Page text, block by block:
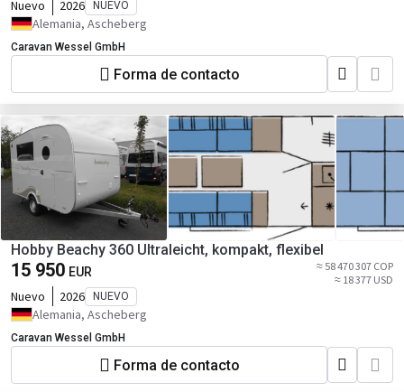
Nuevo 2026 NUEVO
Alemania, Ascheberg
Caravan Wessel GmbH
Forma de contacto
Hobby Beachy 360 Ultraleicht, kompakt, flexibel
15 950 EUR
≈ 58 470 307 COP
≈ 18 377 USD
Nuevo 2026 NUEVO
Alemania, Ascheberg
Caravan Wessel GmbH
Forma de contacto